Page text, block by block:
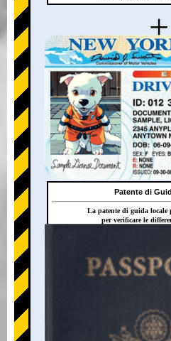
+
+
Patente di
La patente di guida locale
per verificare le